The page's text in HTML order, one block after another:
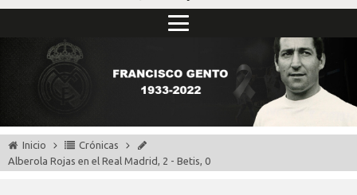
Inicio
Crónicas
Alberola Rojas en el Real Madrid, 2 - Betis, 0